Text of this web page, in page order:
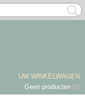
UW WINKELWAGEN
Geen producten (0)